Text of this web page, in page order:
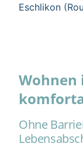
Eschlikon
Wohnen
Ohne